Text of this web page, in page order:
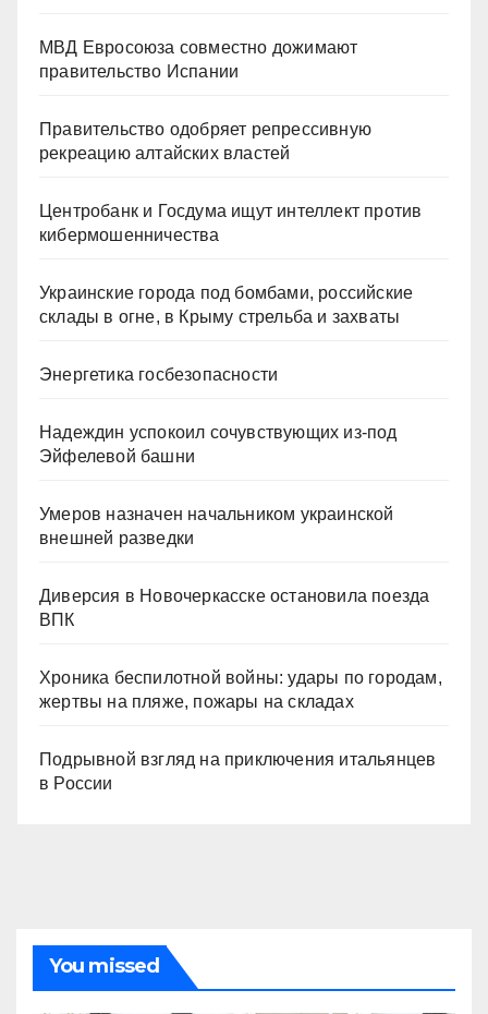
МВД Евросоюза совместно дожимают
правительство Испании
Правительство одобряет репрессивную
рекреацию алтайских властей
Центробанк и Госдума ищут интеллект против
кибермошенничества
Украинские города под бомбами, российские
склады в огне, в Крыму стрельба и захваты
Энергетика госбезопасности
Надеждин успокоил сочувствующих из-под
Эйфелевой башни
Умеров назначен начальником украинской
внешней разведки
Диверсия в Новочеркасске остановила поезда
ВПК
Хроника беспилотной войны: удары по городам,
жертвы на пляже, пожары на складах
Подрывной взгляд на приключения итальянцев
в России
You missed